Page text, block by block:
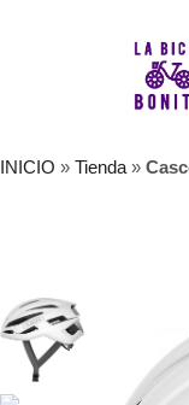
INICIO » Tienda »